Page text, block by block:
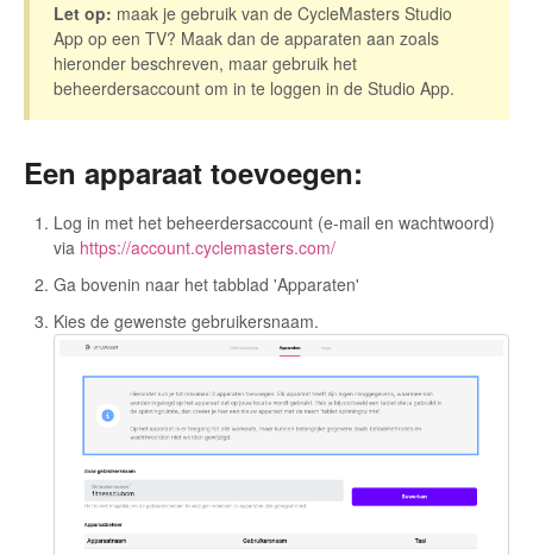
Let op: maak je gebruik van de CycleMasters Studio
App op een TV? Maak dan de apparaten aan zoals
hieronder beschreven, maar gebruik het
beheerdersaccount om in te loggen in de Studio App.
Een apparaat toevoegen:
Log in met het beheerdersaccount (e-mail en wachtwoord)
via https://account.cyclemasters.com/
Ga bovenin naar het tabblad 'Apparaten'
Kies de gewenste gebruikersnaam.